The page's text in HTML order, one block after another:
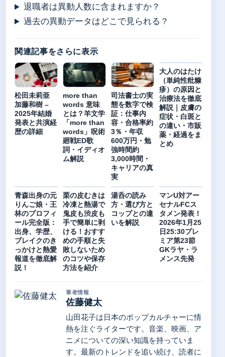
退職者は異動人数に含まれますか？
過去の異動データはどこで見られる？
関連記事をさらに表示
松田未莉亜
加藤和樹 –
2025年結婚
発表と共演経
歴の詳細
more than
words 意味
とは？羊文学
「more than
words」呪術
廻戦ED歌
詞・イディオ
ム解説
司法書士の実
態を数字で検
証：仕事内
容・合格率約
3％・年収
600万円・勉
強時間約
3,000時間・
キャリアの真
実
大人のはたけ
（単純性粃糠
疹）の原因と
治療法を徹底
解説｜皮膚の
症状・白斑と
の違い・市販
薬・経過をま
とめ
青森出身の元
りんご娘・王
林のプロフィ
ール完全版：
出身、学歴、
ブレイクのき
っかけと熱愛
報道を徹底解
説！
栗の皮むきは
冷凍と熱湯で
鬼皮も渋皮も
手で簡単に剥
ける！おすす
めの手順と失
敗しないため
のコツや保存
方法を紹介
湯呑の読み
方・選び方と
コップとの違
いを解説
マンU対アー
セナルFCス
タメン発表！
2026年1月25
日25:30プレ
ミア第23節
GKラヤ・ラ
メンス先発
筆者情報
佐藤健太
山田花子は日本のポップカルチャーに情
熱を注ぐライターです。音楽、映画、ア
ニメについての深い知識を持っていま
す。最新のトレンドを追い続け、読者に